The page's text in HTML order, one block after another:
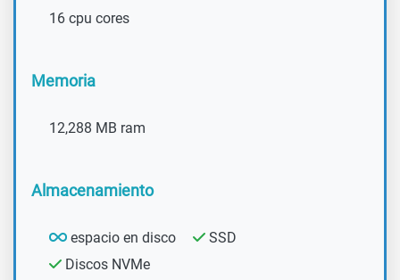
16 cpu cores
Memoria
12,288 MB ram
Almacenamiento
espacio en disco
SSD
Discos NVMe